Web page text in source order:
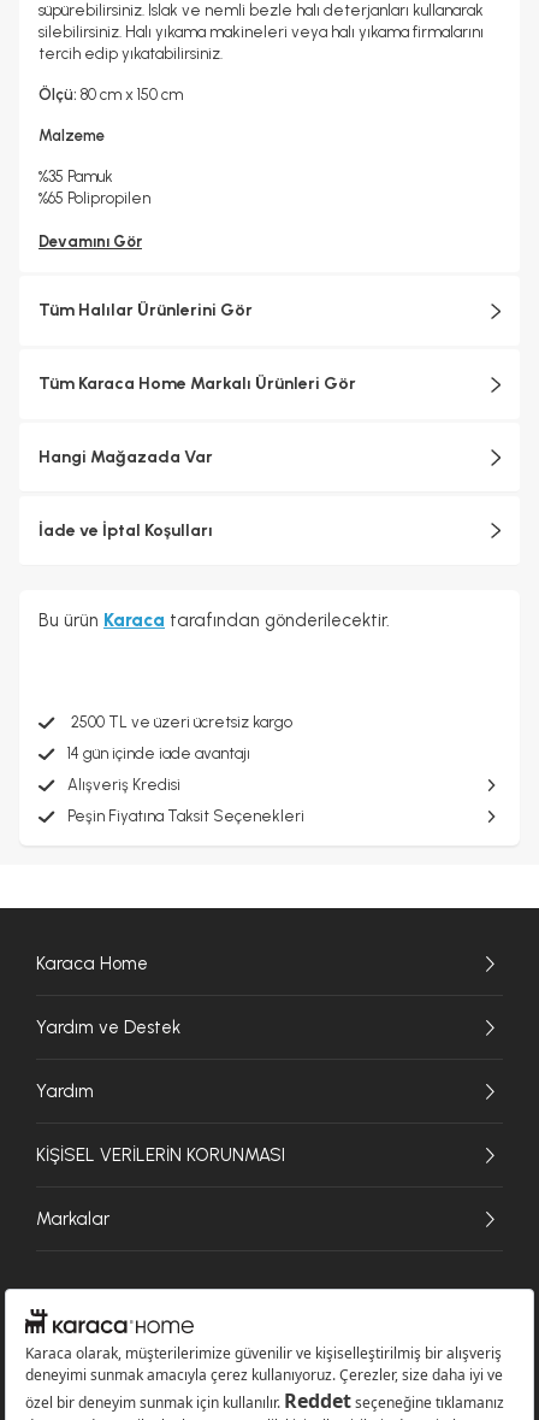
süpürebilirsiniz. Islak ve nemli bezle halı deterjanları kullanarak
silebilirsiniz. Halı yıkama makineleri veya halı yıkama firmalarını
tercih edip yıkatabilirsiniz.
Ölçü: 80 cm x 150 cm
Malzeme
%35 Pamuk
%65 Polipropilen
Devamını Gör
Tüm Halılar Ürünlerini Gör
Tüm Karaca Home Markalı Ürünleri Gör
Hangi Mağazada Var
İade ve İptal Koşulları
Bu ürün Karaca tarafından gönderilecektir.
2500 TL ve üzeri ücretsiz kargo
14 gün içinde iade avantajı
Alışveriş Kredisi
Peşin Fiyatına Taksit Seçenekleri
Karaca Home
Yardım ve Destek
Yardım
KİŞİSEL VERİLERİN KORUNMASI
Markalar